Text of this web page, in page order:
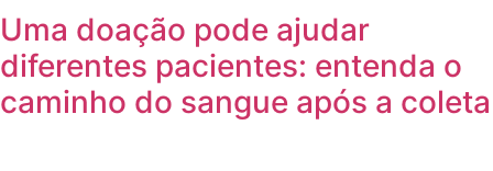
Uma doação pode ajudar
diferentes pacientes: entenda o
caminho do sangue após a coleta